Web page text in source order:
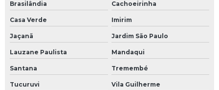
Calibração fluxômetro RBC
Calibração in loco
Brasilândia Cachoeirinha
Casa Verde Imirim
Jaçanã Jardim São Paulo
Lauzane Paulista Mandaqui
Santana Tremembé
Tucuruvi Vila Guilherme